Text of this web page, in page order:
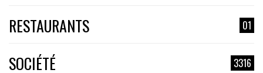
RESTAURANTS 01
SOCIÉTÉ 3316